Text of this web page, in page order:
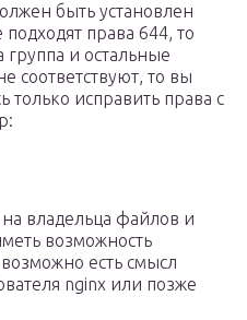
быть установлен
права 644, то
группа и остальные
соответствуют, то вы
только исправить права с
владельца файлов и
возможность
есть смысл
nginx или позже